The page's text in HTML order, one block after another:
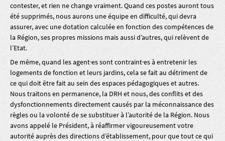
contester, et rien ne change vraiment. Quand ces postes auront tous
été supprimés, nous aurons une équipe en difficulté, qui devra
assurer, avec une dotation calculée en fonction des compétences de
la Région, ses propres missions mais aussi d’autres, qui relèvent de
l’Etat.
De même, quand les agent·es sont contraint·es à entretenir les
logements de fonction et leurs jardins, cela se fait au détriment de
ce qui doit être fait au sein des espaces pédagogiques et autres.
Nous traitons en permanence, la DRH et nous, des conflits et des
dysfonctionnements directement causés par la méconnaissance des
règles ou la volonté de se substituer à l’autorité de la Région. Nous
avons appelé le Président, à réaffirmer vigoureusement votre
autorité auprès des directions d’établissement, pour que tout ce qui